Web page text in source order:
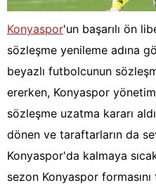
Konyaspor'un başarılı ön
sözleşme yenileme adına
beyazlı futbolcunun
ererken, Konyaspor
sözleşme uzatma kararı
dönen ve taraftarların da
Konyaspor'da kalmaya
sezon Konyaspor